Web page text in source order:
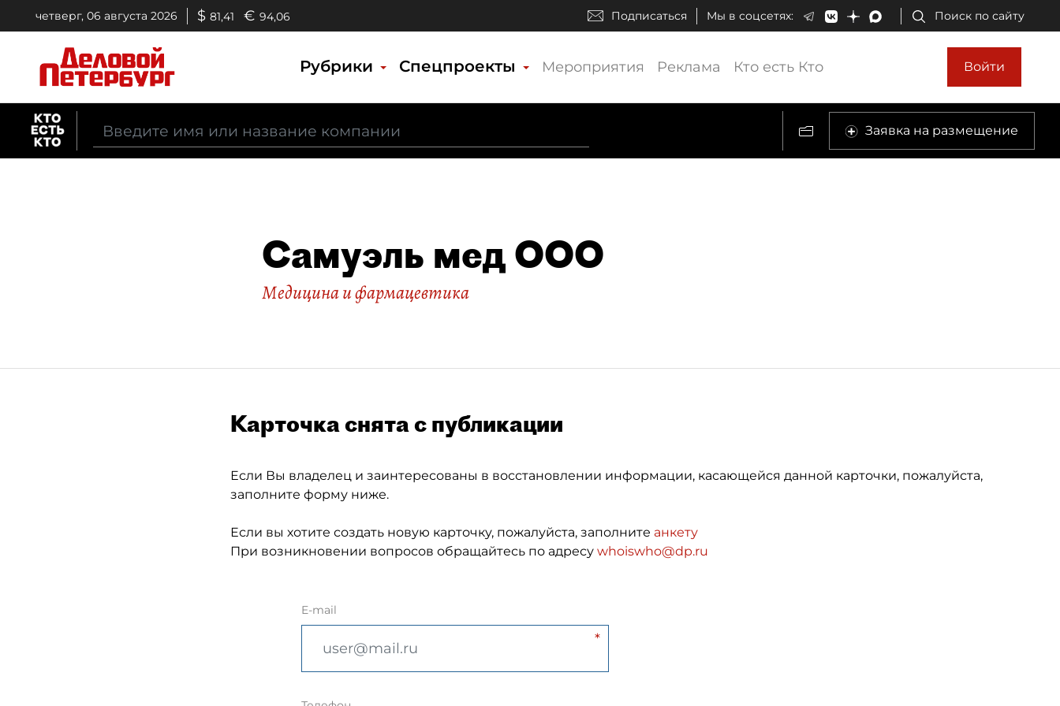
четверг, 06 августа 2026 $ 81,41 € 94,06 Подписаться Мы в соцсетях: Поиск по сайту
Рубрики Спецпроекты Мероприятия Реклама Кто есть Кто Войти
Заявка на размещение
Самуэль мед ООО
Медицина и фармацевтика
Карточка снята с публикации
Если Вы владелец и заинтересованы в восстановлении информации, касающейся данной карточки, пожалуйста,
заполните форму ниже.
Если вы хотите создать новую карточку, пожалуйста, заполните анкету
При возникновении вопросов обращайтесь по адресу whoiswho@dp.ru
E-mail